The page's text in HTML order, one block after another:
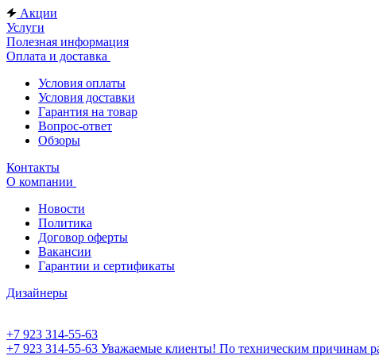
Акции
Услуги
Полезная информация
Оплата и доставка
Условия оплаты
Условия доставки
Гарантия на товар
Вопрос-ответ
Обзоры
Контакты
О компании
Новости
Политика
Договор оферты
Вакансии
Гарантии и сертификаты
Дизайнеры
+7 923 314-55-63
+7 923 314-55-63 Уважаемые клиенты! По техническим причинам